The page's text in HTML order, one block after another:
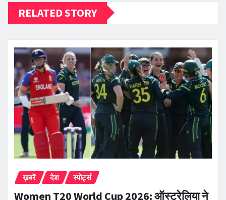
RELATED STORY
ख़बरें देश स्पोर्ट्स
Women T20 World Cup 2026: ऑस्ट्रेलिया ने